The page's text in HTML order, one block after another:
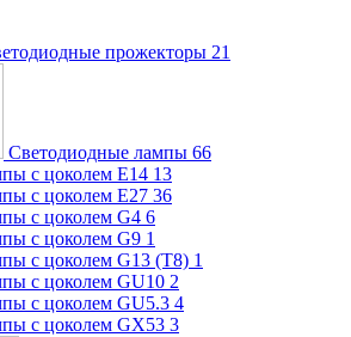
прожекторы 21
Светодиодные лампы 66
с цоколем E14 13
с цоколем E27 36
с цоколем G4 6
с цоколем G9 1
с цоколем G13 (Т8) 1
с цоколем GU10 2
с цоколем GU5.3 4
с цоколем GX53 3